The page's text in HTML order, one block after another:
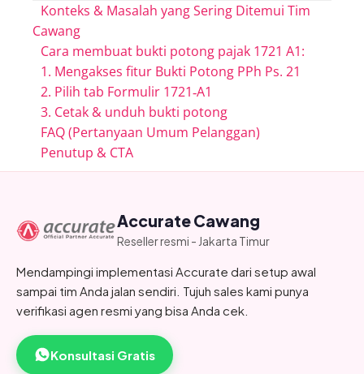
Konteks & Masalah yang Sering Ditemui Tim
Cawang
Cara membuat bukti potong pajak 1721 A1:
1. Mengakses fitur Bukti Potong PPh Ps. 21
2. Pilih tab Formulir 1721‑A1
3. Cetak & unduh bukti potong
FAQ (Pertanyaan Umum Pelanggan)
Penutup & CTA
Accurate Cawang
Reseller resmi - Jakarta Timur
Mendampingi implementasi Accurate dari setup awal
sampai tim Anda jalan sendiri. Tujuh sales kami punya
verifikasi agen resmi yang bisa Anda cek.
Konsultasi Gratis